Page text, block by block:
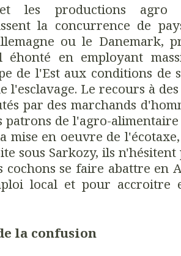
les productions agro
la concurrence de
ou le Danemark,
éhonté en employant
de l'Est aux conditions de
l'esclavage. Le recours à
par des marchands
patrons de l'agro-
mise en oeuvre de
sous Sarkozy, ils n'hésitent
cochons se faire abattre en
local et pour accroitre
la confusion